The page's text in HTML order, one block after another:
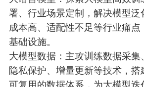
署、行业场景定制，解决模型泛
成本高、适配性不足等行业痛
基础设施。
大模型数据：主攻训练数据采集
隐私保护、增量更新等技术，搭
可复用的数据体系，为大模型迭